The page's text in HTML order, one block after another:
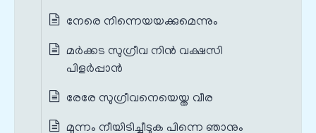
നേരെ നിന്നെയയക്കുമെന്നും
മര്‍ക്കട സുഗ്രീവ നിൻ വക്ഷസി
പിളര്‍പ്പാൻ
രേരേ സുഗ്രീവനെയെയ്ത വീര
മുന്നം നീയിടിച്ചീടുക പിന്നെ ഞാനും